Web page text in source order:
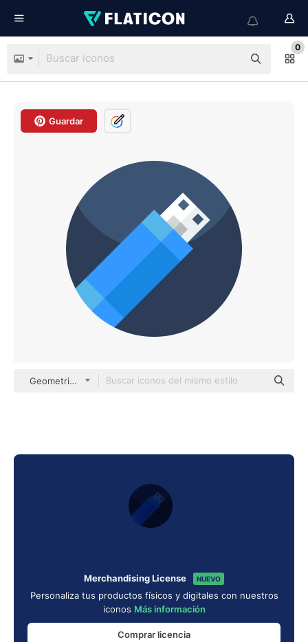
0
Guardar
Geometric Flat Circular Flat
Merchandising License NUEVO
Personaliza tus productos físicos y digitales con nuestros
iconos Más información
Comprar licencia